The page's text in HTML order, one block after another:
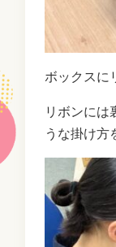
ボックスに
リボンには
うな掛け方